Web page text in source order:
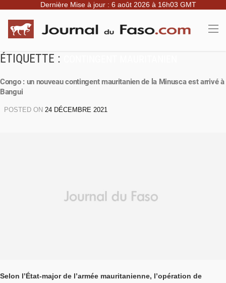
Dernière Mise à jour : 6 août 2026 à 16h03 GMT
ÉTIQUETTE :
Congo : un nouveau contingent mauritanien de la Minusca est arrivé à
Bangui
POSTED ON 24 DÉCEMBRE 2021
Selon l’État-major de l’armée mauritanienne, l’opération de